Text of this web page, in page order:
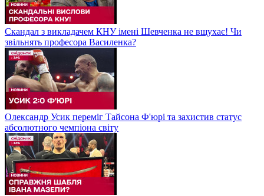
Скандал з викладачем КНУ імені Шевченка не вщухає! Чи
звільнять професора Василенка?
Олександр Усик переміг Тайсона Ф'юрі та захистив статус
абсолютного чемпіона світу